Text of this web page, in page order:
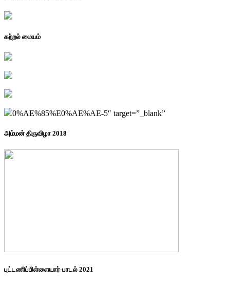
கற்றல் மையம்
0%AE%85%E0%AE%AE-5″ target=”_blank”
அம்மன் திருவிழா 2018
புட்டணிப்பிள்ளையார்-பாடல் 2021